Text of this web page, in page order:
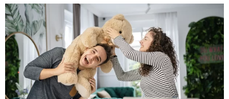
Praktische aanstaande vader cadeaus
Grappige cadeautjes voor aanstaande vader
Aanstaande vader pakket
Trots op aanstaande papa cadeaus
Wat doe je in een papa survivalkit?